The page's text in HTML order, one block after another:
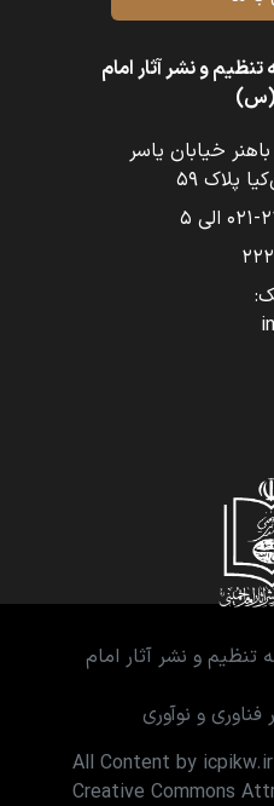
و نشر آثار امام
(س)
خیابان یاسر
پلاک ۵۹
تنظیم و نشر آثار امام
و نوآوری
All Content by
Creative Commons